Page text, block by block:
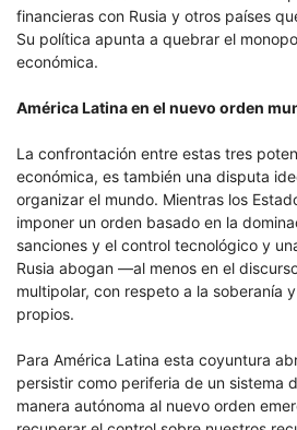
financieras con Rusia y otros países
Su política apunta a quebrar el
económica.
América Latina en el nuevo orden
La confrontación entre estas tres
económica, es también una disputa
organizar el mundo. Mientras los
imponer un orden basado en la
sanciones y el control tecnológico y
Rusia abogan —al menos en el
multipolar, con respeto a la soberanía
propios.
Para América Latina esta coyuntura
persistir como periferia de un sistema
manera autónoma al nuevo orden